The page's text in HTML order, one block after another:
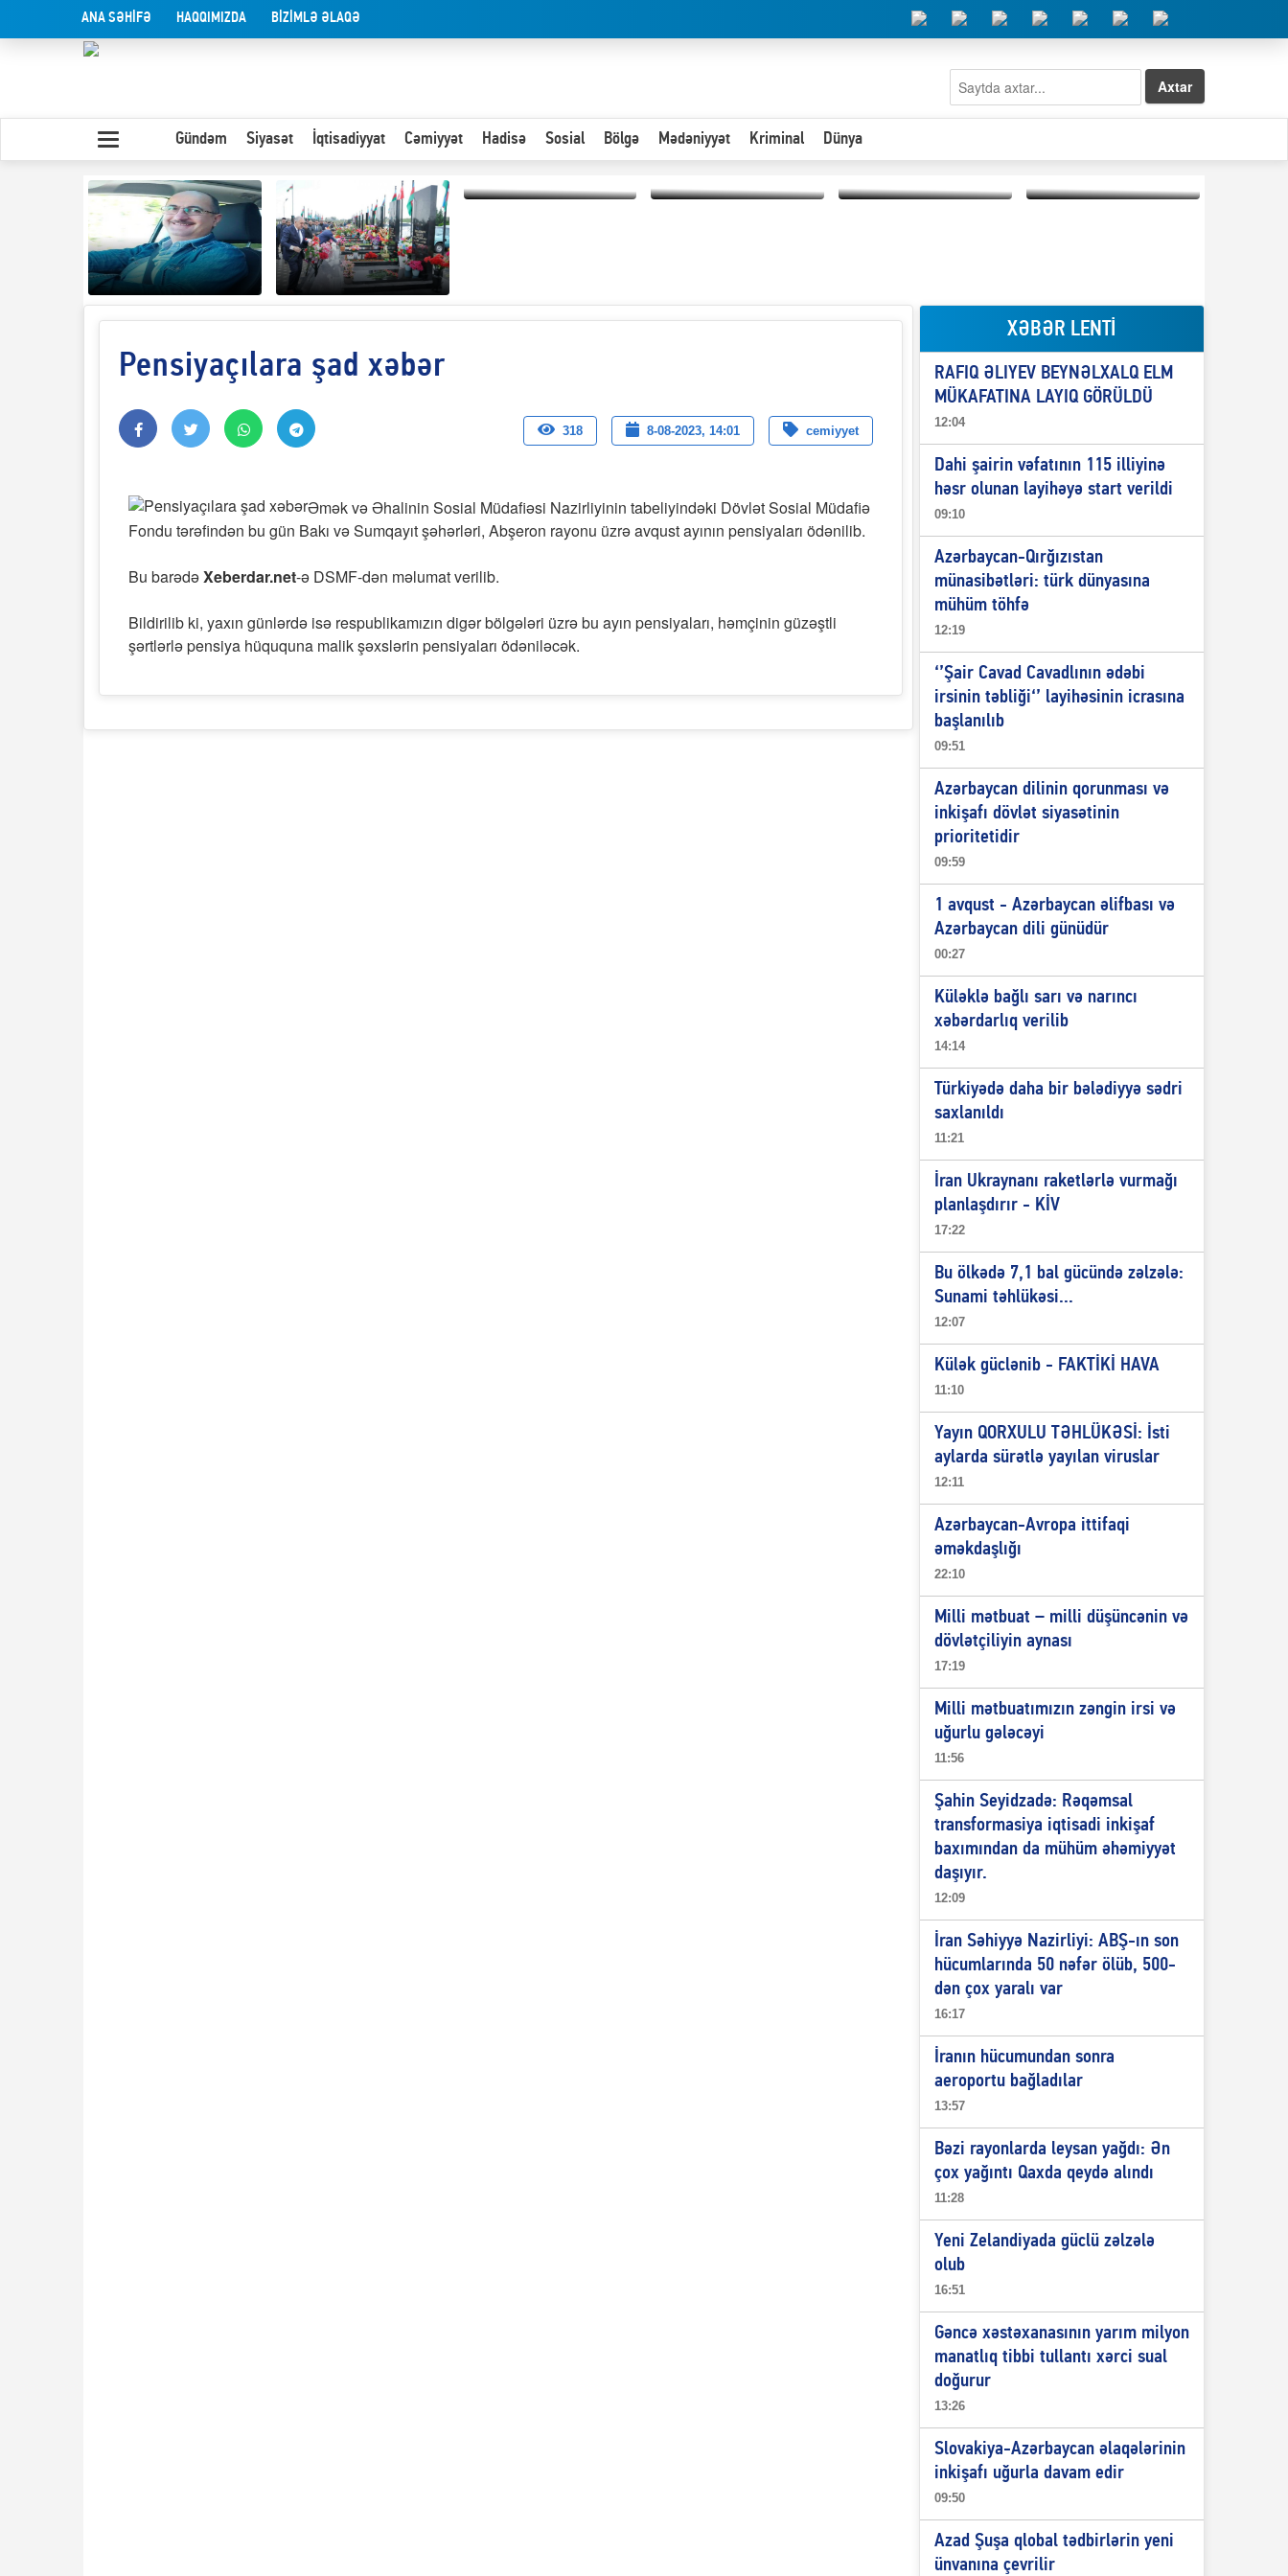
ANA SƏHİFƏ HAQQIMIZDA BİZİMLƏ ƏLAQƏ
Axtar
Gündəm Siyasət İqtisadiyyat Cəmiyyət Hadisə Sosial Bölgə Mədəniyyət Kriminal Dünya
Yaxın Şərqdəki
müharibənin qısa Olduğu kimi görünən
Pensiyaçılara şad xəbər
318 8-08-2023, 14:01 cemiyyet
Əmək və Əhalinin Sosial Müdafiəsi Nazirliyinin tabeliyindəki Dövlət Sosial Müdafiə
Fondu tərəfindən bu gün Bakı və Sumqayıt şəhərləri, Abşeron rayonu üzrə avqust ayının pensiyaları ödənilib.
Bu barədəXeberdar.net-ə DSMF-dən məlumat verilib.
Bildirilib ki, yaxın günlərdə isə respublikamızın digər bölgələri üzrə bu ayın pensiyaları, həmçinin güzəştli
şərtlərlə pensiya hüququna malik şəxslərin pensiyaları ödəniləcək.
XƏBƏR LENTİ
RAFIQ ƏLIYEV BEYNƏLXALQ ELM
MÜKAFATINA LAYIQ GÖRÜLDÜ
12:04
Dahi şairin vəfatının 115 illiyinə
həsr olunan layihəyə start verildi
09:10
Azərbaycan-Qırğızıstan
münasibətləri: türk dünyasına
mühüm töhfə
12:19
‘’Şair Cavad Cavadlının ədəbi
irsinin təbliği‘’ layihəsinin icrasına
başlanılıb
09:51
Azərbaycan dilinin qorunması və
inkişafı dövlət siyasətinin
prioritetidir
09:59
1 avqust - Azərbaycan əlifbası və
Azərbaycan dili günüdür
00:27
Küləklə bağlı sarı və narıncı
xəbərdarlıq verilib
14:14
Türkiyədə daha bir bələdiyyə sədri
saxlanıldı
11:21
İran Ukraynanı raketlərlə vurmağı
planlaşdırır - KİV
17:22
Bu ölkədə 7,1 bal gücündə zəlzələ:
Sunami təhlükəsi...
12:07
Külək güclənib - FAKTİKİ HAVA
11:10
Yayın QORXULU TƏHLÜKƏSİ: İsti
aylarda sürətlə yayılan viruslar
12:11
Azərbaycan-Avropa ittifaqi
əməkdaşlığı
22:10
Milli mətbuat – milli düşüncənin və
dövlətçiliyin aynası
17:19
Milli mətbuatımızın zəngin irsi və
uğurlu gələcəyi
11:56
Şahin Seyidzadə: Rəqəmsal
transformasiya iqtisadi inkişaf
baxımından da mühüm əhəmiyyət
daşıyır.
12:09
İran Səhiyyə Nazirliyi: ABŞ-ın son
hücumlarında 50 nəfər ölüb, 500-
dən çox yaralı var
16:17
İranın hücumundan sonra
aeroportu bağladılar
13:57
Bəzi rayonlarda leysan yağdı: Ən
çox yağıntı Qaxda qeydə alındı
11:28
Yeni Zelandiyada güclü zəlzələ
olub
16:51
Gəncə xəstəxanasının yarım milyon
manatlıq tibbi tullantı xərci sual
doğurur
13:26
Slovakiya-Azərbaycan əlaqələrinin
inkişafı uğurla davam edir
09:50
Azad Şuşa qlobal tədbirlərin yeni
ünvanına çevrilir